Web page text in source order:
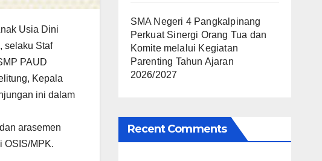
Usia Dini
selaku Staf
PAUD
Kepala
ini dalam
arasemen
OSIS/MPK.
SMA Negeri 4 Pangkalpinang
Perkuat Sinergi Orang Tua dan
Komite melalui Kegiatan
Parenting Tahun Ajaran
2026/2027
Recent Comments